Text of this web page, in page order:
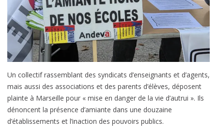
associations
portent
plainte
à
Marseille
Un collectif rassemblant des syndicats d’enseignants et d’agents,
mais aussi des associations et des parents d’élèves, déposent
plainte à Marseille pour « mise en danger de la vie d’autrui ». Ils
dénoncent la présence d’amiante dans une douzaine
d’établissements et l’inaction des pouvoirs publics.